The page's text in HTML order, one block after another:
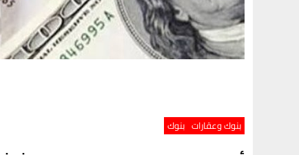
بنوك وعقارات بنوك